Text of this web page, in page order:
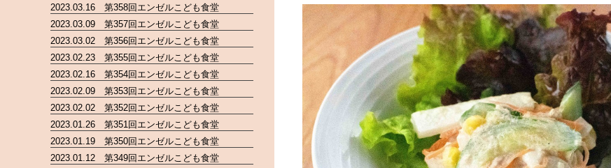
2023.03.16 第358回エンゼルこども食堂
2023.03.09 第357回エンゼルこども食堂
2023.03.02 第356回エンゼルこども食堂
2023.02.23 第355回エンゼルこども食堂
2023.02.16 第354回エンゼルこども食堂
2023.02.09 第353回エンゼルこども食堂
2023.02.02 第352回エンゼルこども食堂
2023.01.26 第351回エンゼルこども食堂
2023.01.19 第350回エンゼルこども食堂
2023.01.12 第349回エンゼルこども食堂